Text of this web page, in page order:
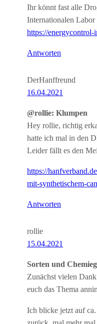
Ihr könnt fast alle
Internationalen Labor
https://energycontrol-
Antworten
DerHanffreund
16.04.2021
@rollie: Klumpen
Hey rollie, richtig
hatte ich mal in den
Leider fällt es den
https://
mit-synthetischem-
Antworten
rollie
15.04.2021
Sorten und
Zunächst vielen
euch das Thema
Ich blicke jetzt auf